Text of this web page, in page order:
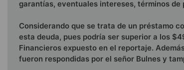
garantías, eventuales intereses, términos de
Considerando que se trata de un préstamo
esta deuda, pues podría ser superior a los
Financieros expuesto en el reportaje.
fueron respondidas por el señor Bulnes y